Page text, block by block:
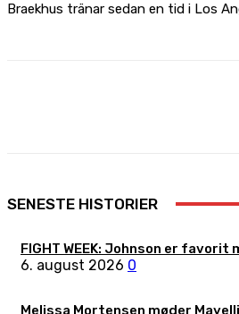
Braekhus tränar sedan en tid i Los
SENESTE HISTORIER
FIGHT WEEK: Johnson er favorit
6. august 2026 0
Melissa Mortensen møder